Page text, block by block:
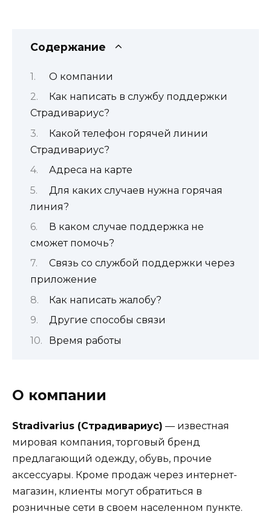
Содержание
О компании
Как написать в службу поддержки
Страдивариус?
Какой телефон горячей линии
Страдивариус?
Адреса на карте
Для каких случаев нужна горячая
линия?
В каком случае поддержка не
сможет помочь?
Связь со службой поддержки через
приложение
Как написать жалобу?
Другие способы связи
Время работы
О компании
Stradivarius (Страдивариус) — известная
мировая компания, торговый бренд
предлагающий одежду, обувь, прочие
аксессуары. Кроме продаж через интернет-
магазин, клиенты могут обратиться в
розничные сети в своем населенном пункте.